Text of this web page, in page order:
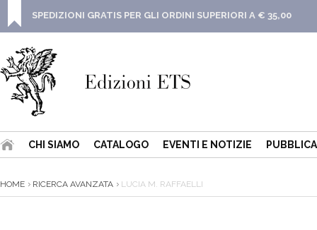
SPEDIZIONI GRATIS PER GLI ORDINI SUPERIORI A € 35,00
CHI SIAMO CATALOGO EVENTI E NOTIZIE
HOME RICERCA AVANZATA LUCIA M. RAFFAELLI